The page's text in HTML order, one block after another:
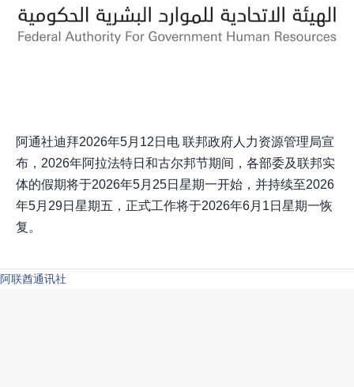
阿通社迪拜2026年5月12日电 联邦政府人力资源管理局宣
布，2026年阿拉法特日和古尔邦节期间，各部委及联邦实
体的假期将于2026年5月25日星期一开始，并持续至2026
年5月29日星期五，正式工作将于2026年6月1日星期一恢
复。
阿联酋通讯社